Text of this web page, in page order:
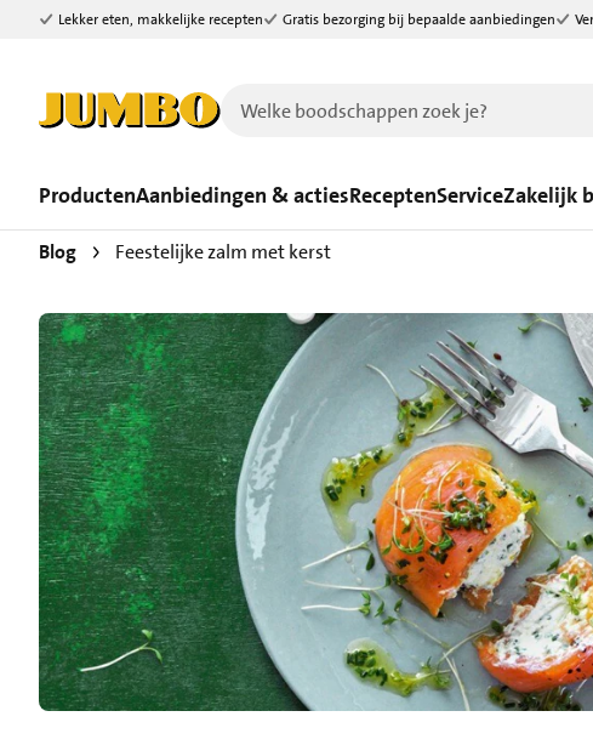
Ga naar zoeken
Ga naar hoofdinhoud
Lekker eten, makkelijke recepten Gratis bezorging bij bepaalde aanbiedingen
ProductenAanbiedingen & actiesReceptenServiceZakelijk
Blog Feestelijke zalm met kerst